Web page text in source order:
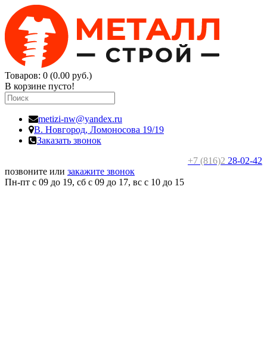
Товаров: 0 (0.00 руб.)
В корзине пусто!
metizi-nw@yandex.ru
В. Новгород, Ломоносова 19/19
Заказать звонок
+7 (816)2 28-02-42
позвоните или закажите звонок
Пн-пт с 09 до 19, сб с 09 до 17, вс c 10 до 15